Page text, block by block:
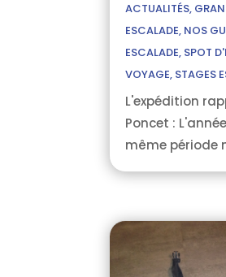
ACTUALITÉS,
ESCALADE, NOS
ESCALADE, SPOT
VOYAGE, STAGES
L'expédition
Poncet :
même période